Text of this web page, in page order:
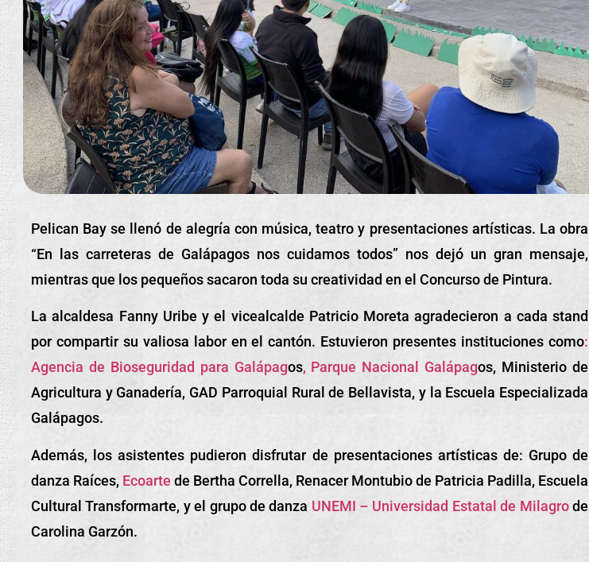
Pelican Bay se llenó de alegría con música, teatro y presentaciones artísticas. La obra
“En las carreteras de Galápagos nos cuidamos todos” nos dejó un gran mensaje,
mientras que los pequeños sacaron toda su creatividad en el Concurso de Pintura.
La alcaldesa Fanny Uribe y el vicealcalde Patricio Moreta agradecieron a cada stand
por compartir su valiosa labor en el cantón. Estuvieron presentes instituciones como:
Agencia de Bioseguridad para Galápagos, Parque Nacional Galápagos, Ministerio de
Agricultura y Ganadería, GAD Parroquial Rural de Bellavista, y la Escuela Especializada
Galápagos.
Además, los asistentes pudieron disfrutar de presentaciones artísticas de: Grupo de
danza Raíces, Ecoarte de Bertha Corrella, Renacer Montubio de Patricia Padilla, Escuela
Cultural Transformarte, y el grupo de danza UNEMI – Universidad Estatal de Milagrode
Carolina Garzón.